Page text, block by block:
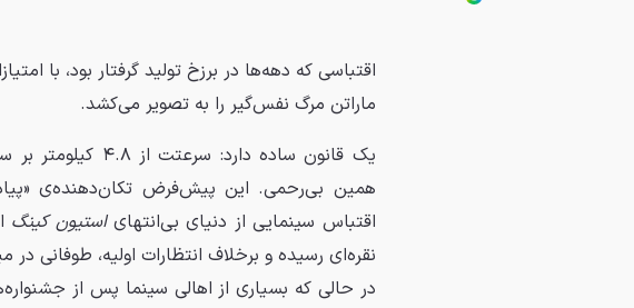
اقتباسی که دهه‌ها در برزخ تولید گرفتار بود، با
ماراتن مرگ نفس‌گیر را به تصویر می‌کشد.
یک قانون ساده
اقتباس سینمایی از دنیای بی‌انتهایاستیون کینگ
نقره‌ای رسیده و برخلاف انتظارات اولیه، طوفانی
در حالی که بسیاری از اهالی سینما پس از